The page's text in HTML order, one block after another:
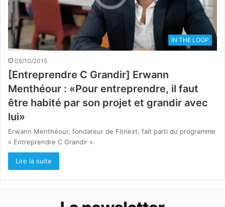
IN THE LOOP
08/10/2015
[Entreprendre C Grandir] Erwann
Menthéour : «Pour entreprendre, il faut
être habité par son projet et grandir avec
lui»
Erwann Menthéour, fondateur de Fitnext, fait parti du programme
« Entreprendre C Grandir ».
Lire la suite